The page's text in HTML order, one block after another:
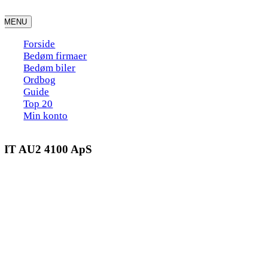
to
content
MENU
Forside
Bedøm firmaer
Bedøm biler
Ordbog
Guide
Top 20
Min konto
AU2 4100 ApS